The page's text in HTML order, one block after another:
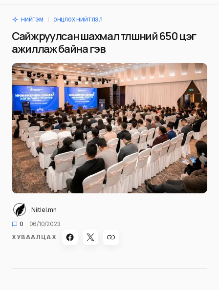
НИЙГЭМ ОНЦЛОХ НИЙТЛЭЛ
Сайжруулсан шахмал түлшний 650 цэг
ажиллаж байна гэв
Niitlel.mn
0
06/10/2023
ХУВААЛЦАХ